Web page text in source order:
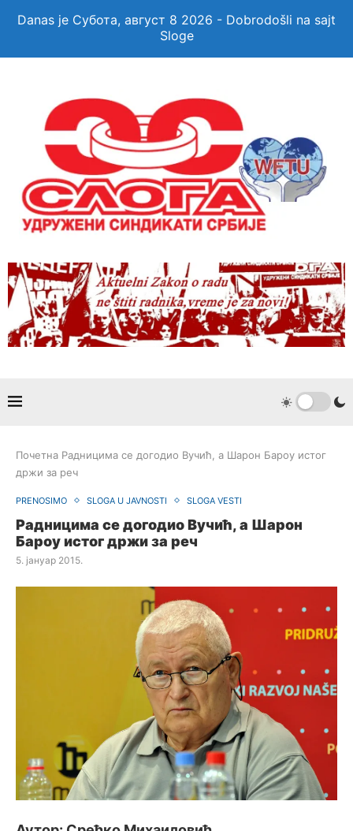
Danas je Субота, август 8 2026 - Dobrodošli na sajt
Sloge
Почетна Радницима се догодио Вучић, а Шарон Бароу истог
држи за реч
PRENOSIMO SLOGA U JAVNOSTI SLOGA VESTI
Радницима се догодио Вучић, а Шарон
Бароу истог држи за реч
5. јануар 2015.